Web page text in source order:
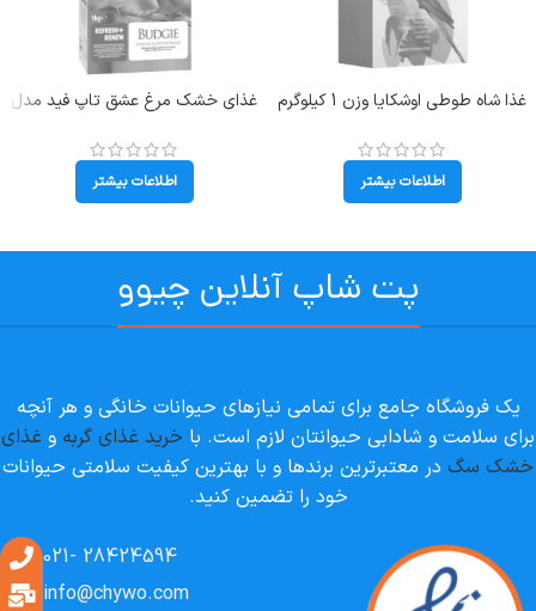
غذا شاه طوطی اوشکایا وزن 1 کیلوگرم
اطلاعات بیشتر
غذای خشک مرغ عشق تاپ فید مدل
اطلاعات بیشتر
پت شاپ آنلاین چیوو
یک فروشگاه جامع برای تمامی نیازهای حیوانات خانگی و هر آنچه
برای سلامت و شادابی حیوانتان لازم است. با خرید غذای گربه و غذای
خشک سگ در معتبرترین برندها و با بهترین کیفیت سلامتی حیوانات
خود را تضمین کنید.
28424594 -021
info@chywo.com